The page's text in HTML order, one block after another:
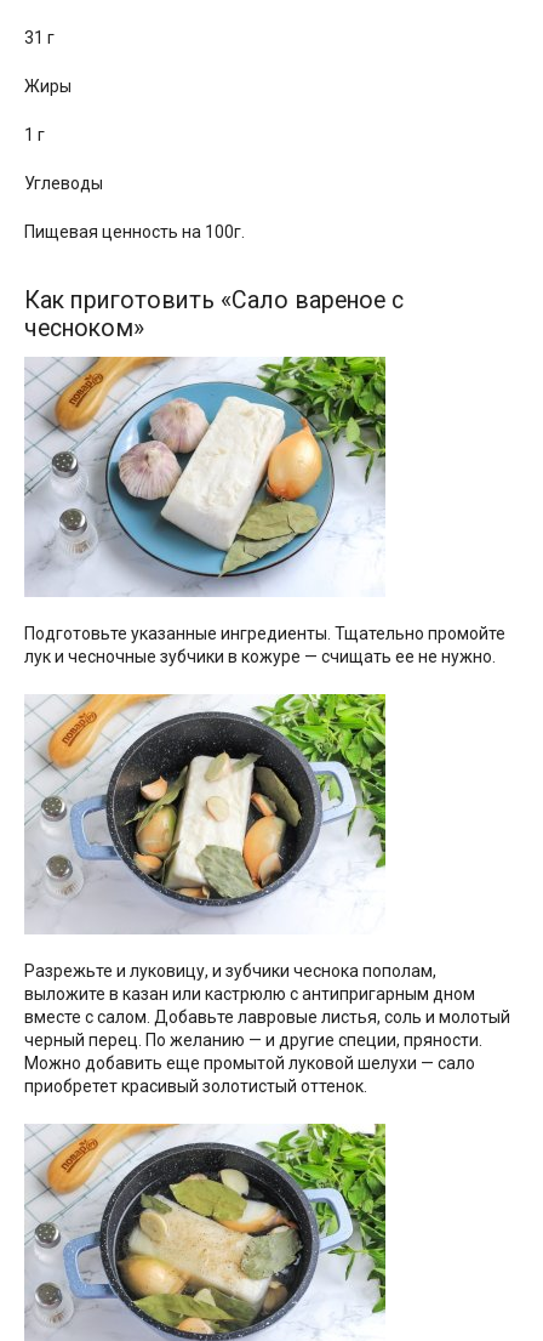
31 г
Жиры
1 г
Углеводы
Пищевая ценность на 100г.
Как приготовить «Сало вареное с
чесноком»
Подготовьте указанные ингредиенты. Тщательно промойте
лук и чесночные зубчики в кожуре — счищать ее не нужно.
Разрежьте и луковицу, и зубчики чеснока пополам,
выложите в казан или кастрюлю с антипригарным дном
вместе с салом. Добавьте лавровые листья, соль и молотый
черный перец. По желанию — и другие специи, пряности.
Можно добавить еще промытой луковой шелухи — сало
приобретет красивый золотистый оттенок.